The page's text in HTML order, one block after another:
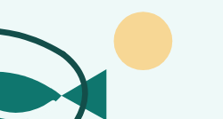
let at komme til vandet.
sø, en å eller en kystplads
Undgå steder med for